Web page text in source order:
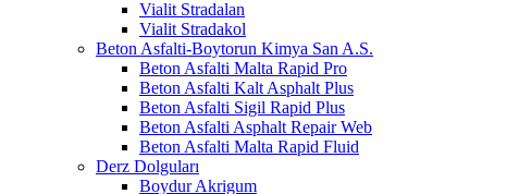
Vialit Stradalan
Vialit Stradakol
Beton Asfalti-Boytorun Kimya San A.S.
Beton Asfalti Malta Rapid Pro
Beton Asfalti Kalt Asphalt Plus
Beton Asfalti Sigil Rapid Plus
Beton Asfalti Asphalt Repair Web
Beton Asfalti Malta Rapid Fluid
Derz Dolguları
Boydur Akrigum